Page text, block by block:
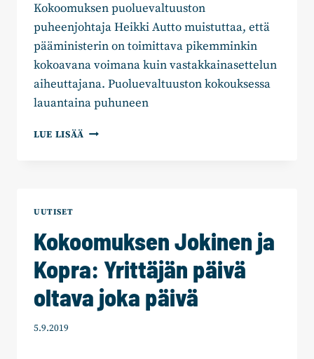
Kokoomuksen puoluevaltuuston
puheenjohtaja Heikki Autto muistuttaa, että
pääministerin on toimittava pikemminkin
kokoavana voimana kuin vastakkainasettelun
aiheuttajana. Puoluevaltuuston kokouksessa
lauantaina puhuneen
LUE LISÄÄ KOKOOMUKSEN
TUKEMALLA”
UUTISET
Kokoomuksen Jokinen ja
Kopra: Yrittäjän päivä
oltava joka päivä
5.9.2019